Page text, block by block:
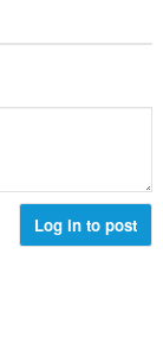
Log in to post